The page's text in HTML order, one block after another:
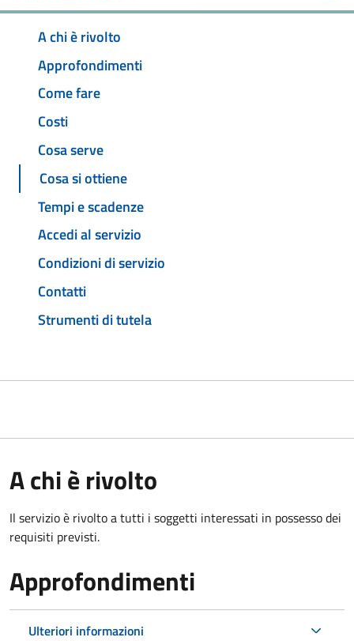
A chi è rivolto
Approfondimenti
Come fare
Costi
Cosa serve
Cosa si ottiene
Tempi e scadenze
Accedi al servizio
Condizioni di servizio
Contatti
Strumenti di tutela
A chi è rivolto
Il servizio è rivolto a tutti i soggetti interessati in possesso dei
requisiti previsti.
Approfondimenti
Ulteriori informazioni